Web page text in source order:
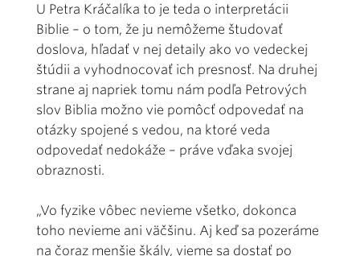
U Petra Kráčalíka to je teda o interpretácii
Biblie – o tom, že ju nemôžeme študovať
doslova, hľadať v nej detaily ako vo vedeckej
štúdii a vyhodnocovať ich presnosť. Na druhej
strane aj napriek tomu nám podľa Petrových
slov Biblia možno vie pomôcť odpovedať na
otázky spojené s vedou, na ktoré veda
odpovedať nedokáže – práve vďaka svojej
obraznosti.
„Vo fyzike vôbec nevieme všetko, dokonca
toho nevieme ani väčšinu. Aj keď sa pozeráme
na čoraz menšie škály, vieme sa dostať po